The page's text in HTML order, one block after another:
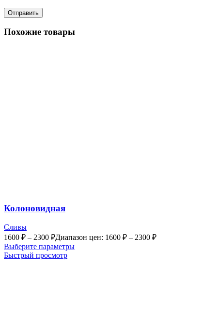
Похожие товары
Колоновидная
Сливы
1600 ₽ – 2300 ₽Диапазон цен: 1600 ₽ – 2300 ₽
Выберите параметры
Быстрый просмотр